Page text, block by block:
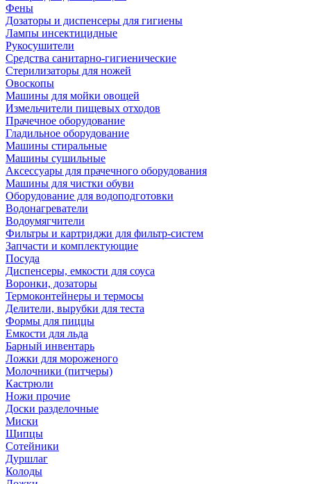
Фены
Дозаторы и диспенсеры для гигиены
Лампы инсектицидные
Рукосушители
Средства санитарно-гигиенические
Стерилизаторы для ножей
Овоскопы
Машины для мойки овощей
Измельчители пищевых отходов
Прачечное оборудование
Гладильное оборудование
Машины стиральные
Машины сушильные
Аксессуары для прачечного оборудования
Машины для чистки обуви
Оборудование для водоподготовки
Водонагреватели
Водоумягчители
Фильтры и картриджи для фильтр-систем
Запчасти и комплектующие
Посуда
Диспенсеры, емкости для соуса
Воронки, дозаторы
Термоконтейнеры и термосы
Делители, вырубки для теста
Формы для пиццы
Емкости для льда
Барный инвентарь
Ложки для мороженого
Молочники (питчеры)
Кастрюли
Ножи прочие
Доски разделочные
Миски
Щипцы
Сотейники
Дуршлаг
Колоды